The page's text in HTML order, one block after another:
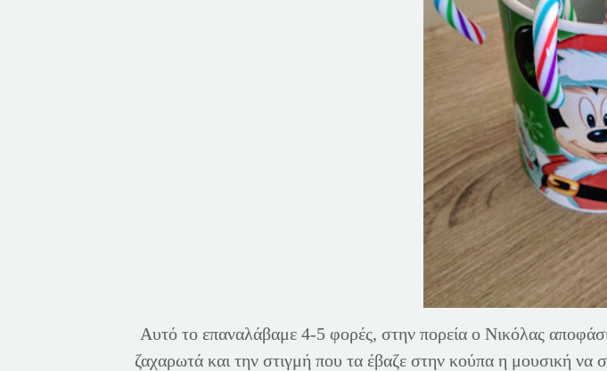
Αυτό το επαναλάβαμε 4-5 φορές, στην πορεία ο Νικόλας
ζαχαρωτά και την στιγμή που τα έβαζε στην κούπα η μουσική